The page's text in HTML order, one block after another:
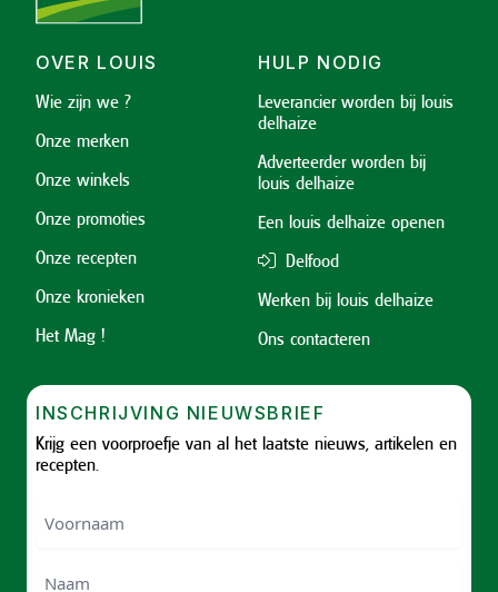
OVER LOUIS
Wie zijn we ?
Onze merken
Onze winkels
Onze promoties
Onze recepten
Onze kronieken
Het Mag !
HULP NODIG
Leverancier worden bij louis
delhaize
Adverteerder worden bij
louis delhaize
Een louis delhaize openen
Delfood
Werken bij louis delhaize
Ons contacteren
INSCHRIJVING NIEUWSBRIEF
Krijg een voorproefje van al het laatste nieuws, artikelen en
recepten.